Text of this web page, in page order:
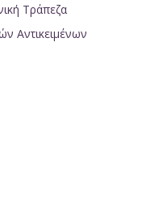
Τράπεζα
Αντικειμένων